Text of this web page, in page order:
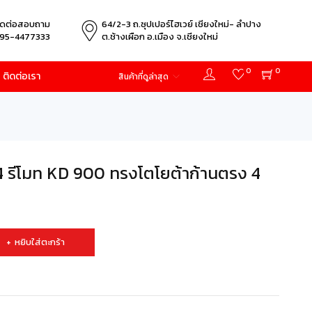
ต่อสอบถาม
4477333
64/2-3 ถ.ซุปเปอร์ไฮเวย์ เชียงใหม่- ลำปาง
ต.ช้างเผือก อ.เมือง จ.เชียงใหม่
ติดต่อเรา 0
0
สินค้าที่ดูล่าสุด
โมท KD 900 ทรงโตโยต้าก้านตรง 4
หยิบใส่ตะกร้า